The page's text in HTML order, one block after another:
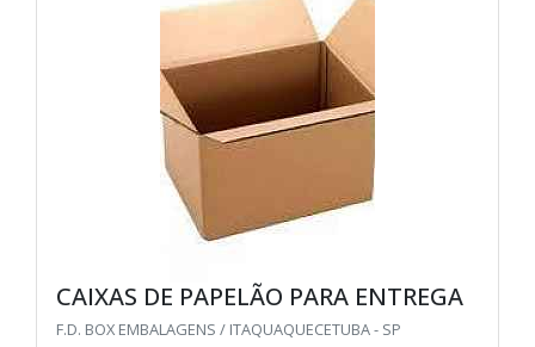
CAIXAS DE PAPELÃO PARA ENTREGA
F.D. BOX EMBALAGENS / ITAQUAQUECETUBA - SP